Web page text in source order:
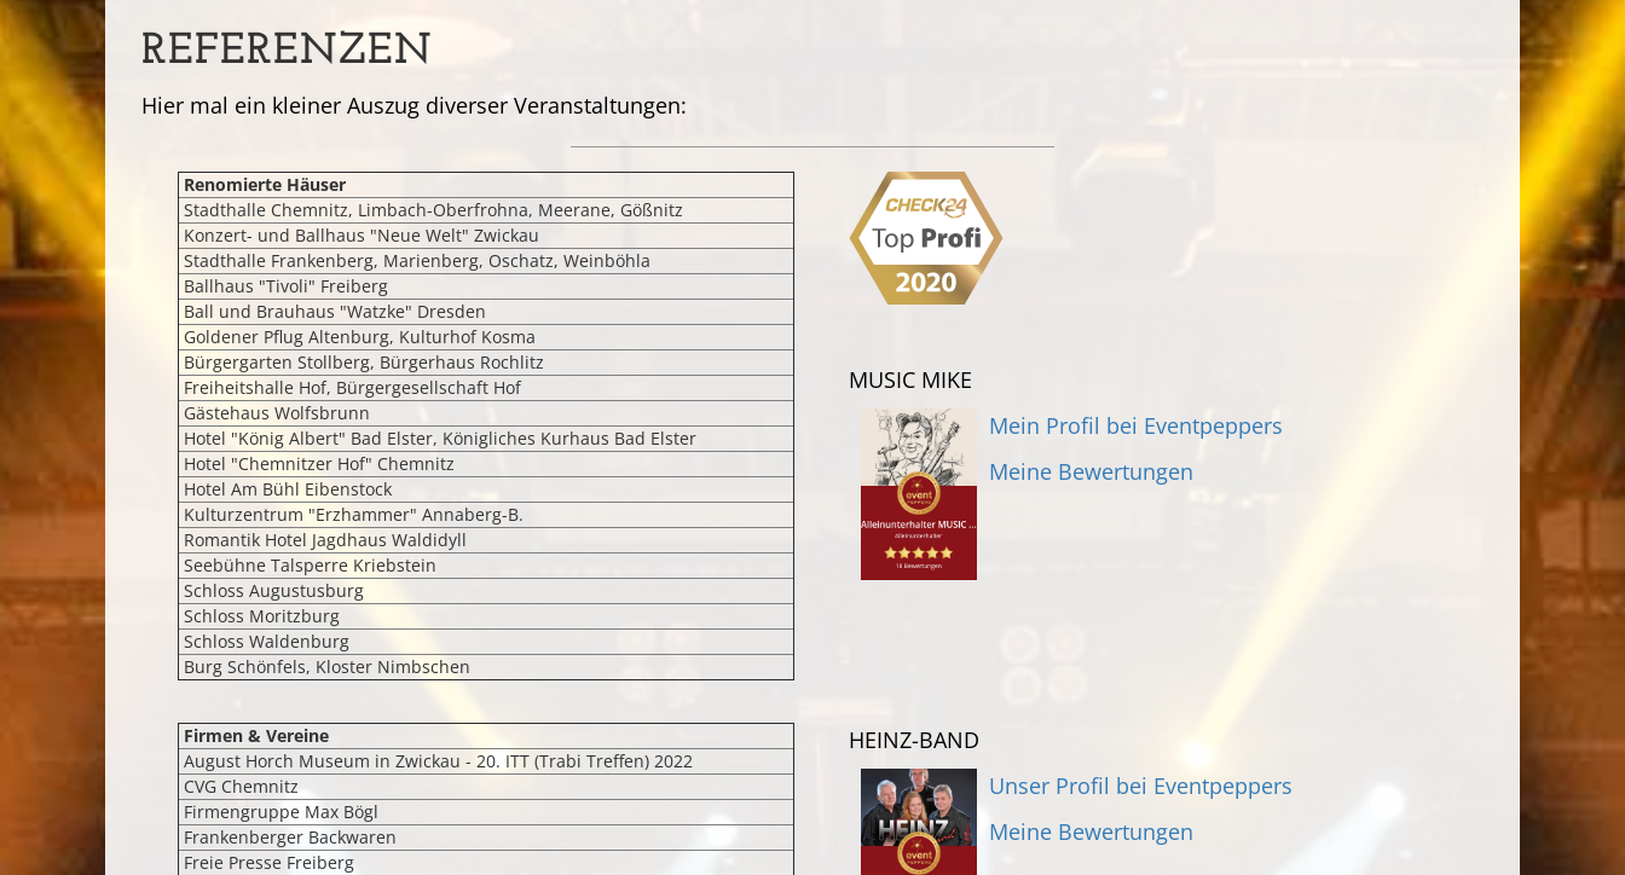
REFERENZEN
Hier mal ein kleiner Auszug diverser Veranstaltungen:
Renomierte Häuser
Stadthalle Chemnitz, Limbach-Oberfrohna, Meerane, Gößnitz
Konzert- und Ballhaus "Neue Welt" Zwickau
Stadthalle Frankenberg, Marienberg, Oschatz, Weinböhla
Ballhaus "Tivoli" Freiberg
Ball und Brauhaus "Watzke" Dresden
Goldener Pflug Altenburg, Kulturhof Kosma
Bürgergarten Stollberg, Bürgerhaus Rochlitz
Freiheitshalle Hof, Bürgergesellschaft Hof
Gästehaus Wolfsbrunn
Hotel "König Albert" Bad Elster, Königliches Kurhaus Bad Elster
Hotel "Chemnitzer Hof" Chemnitz
Hotel Am Bühl Eibenstock
Kulturzentrum "Erzhammer" Annaberg-B.
Romantik Hotel Jagdhaus Waldidyll
Seebühne Talsperre Kriebstein
Schloss Augustusburg
Schloss Moritzburg
Schloss Waldenburg
Burg Schönfels, Kloster Nimbschen
MUSIC MIKE
Mein Profil bei Eventpeppers
Meine Bewertungen
Firmen & Vereine
August Horch Museum in Zwickau - 20. ITT (Trabi Treffen) 2022
CVG Chemnitz
Firmengruppe Max Bögl
Frankenberger Backwaren
Freie Presse Freiberg
HEINZ-BAND
Unser Profil bei Eventpeppers
Meine Bewertungen